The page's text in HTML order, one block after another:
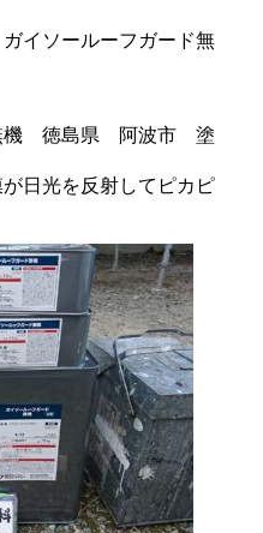
が日光を反射してピカピ